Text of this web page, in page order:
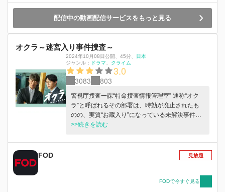
配信中の動画配信サービスをもっと見る
オクラ～迷宮入り事件捜査～
2024年10月08日公開 45分
日本
ジャンル：
ドラマ クライム
3.0
3083 803
警視庁捜査一課“特命捜査情報管理室” 通称“オク
ラ”と呼ばれるその部署は、時効が廃止されたも
のの、実質“お蔵入り”になっている未解決事件を
扱っている。“オクラ”に属する刑事・飛鷹千寿
の人情派刑事である。元々は捜査一課のエースで
あった千寿だが、ある事件の不祥事の責任を取ら
され、“オクラ”へ左遷されてしまうのだった。そ
らゆる部署から「無能」「荒くれ者」の烙印を押
>>続きを読む
FOD 見放題
FODで今すぐ見る